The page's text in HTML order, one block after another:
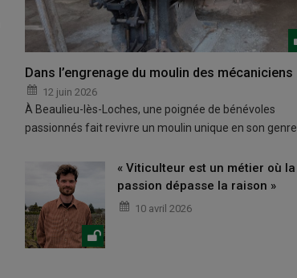
Dans l’engrenage du moulin des mécaniciens
12 juin 2026
À Beaulieu-lès-Loches, une poignée de bénévoles
passionnés fait revivre un moulin unique en son genre.
« Viticulteur est un métier où la
passion dépasse la raison »
10 avril 2026